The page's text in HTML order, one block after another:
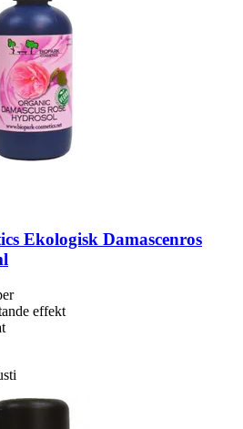
Ekologisk Damascenros
effekt